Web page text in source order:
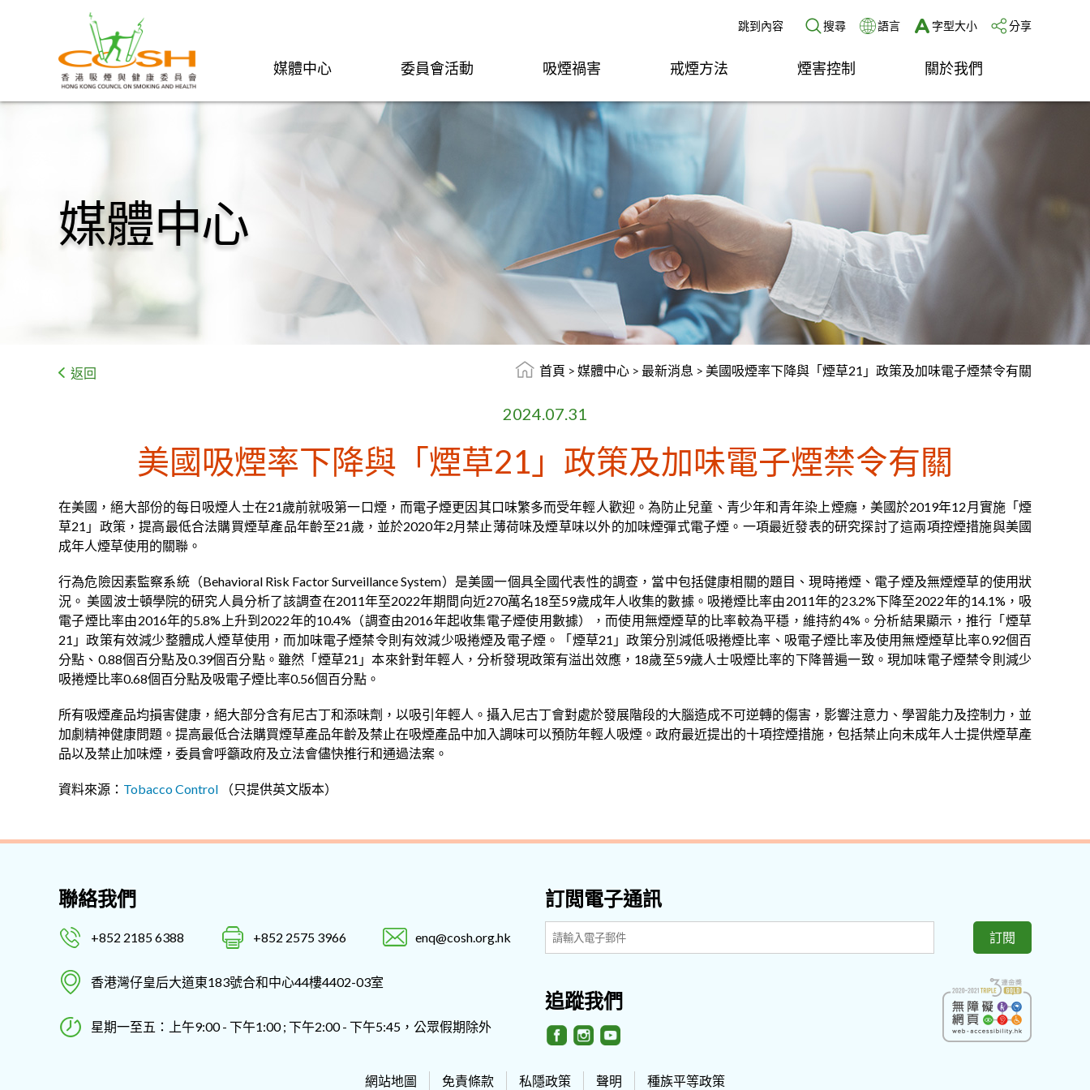
跳到內容 搜尋 語言 字型大小 分享
媒體中心 委員會活動 吸煙禍害 戒煙方法 煙害控制 關於我們
媒體中心
返回 首頁 > 媒體中心 > 最新消息 > 美國吸煙率下降與「煙草21」政策及加味電子煙禁令有關
2024.07.31
美國吸煙率下降與「煙草21」政策及加味電子煙禁令有關
在美國，絕大部份的每日吸煙人士在21歲前就吸第一口煙，而電子煙更因其口味繁多而受年輕人歡迎。為防止兒童、青少年和青年染上煙癮，美國於2019年12月實施「煙
草21」政策，提高最低合法購買煙草產品年齡至21歲，並於2020年2月禁止薄荷味及煙草味以外的加味煙彈式電子煙。一項最近發表的研究探討了這兩項控煙措施與美國
成年人煙草使用的關聯。
行為危險因素監察系統（Behavioral Risk Factor Surveillance System）是美國一個具全國代表性的調查，當中包括健康相關的題目、現時捲煙、電子煙及無煙煙草的使用狀
況。 美國波士頓學院的研究人員分析了該調查在2011年至2022年期間向近270萬名18至59歲成年人收集的數據。吸捲煙比率由2011年的23.2%下降至2022年的14.1%，吸
電子煙比率由2016年的5.8%上升到2022年的10.4%（調查由2016年起收集電子煙使用數據），而使用無煙煙草的比率較為平穩，維持約4%。分析結果顯示，推行「煙草
21」政策有效減少整體成人煙草使用，而加味電子煙禁令則有效減少吸捲煙及電子煙。「煙草21」政策分別減低吸捲煙比率、吸電子煙比率及使用無煙煙草比率0.92個百
分點、0.88個百分點及0.39個百分點。雖然「煙草21」本來針對年輕人，分析發現政策有溢出效應，18歲至59歲人士吸煙比率的下降普遍一致。現加味電子煙禁令則減少
吸捲煙比率0.68個百分點及吸電子煙比率0.56個百分點。
所有吸煙產品均損害健康，絕大部分含有尼古丁和添味劑，以吸引年輕人。攝入尼古丁會對處於發展階段的大腦造成不可逆轉的傷害，影響注意力、學習能力及控制力，並
加劇精神健康問題。提高最低合法購買煙草產品年齡及禁止在吸煙產品中加入調味可以預防年輕人吸煙。政府最近提出的十項控煙措施，包括禁止向未成年人士提供煙草產
品以及禁止加味煙，委員會呼籲政府及立法會儘快推行和通過法案。
資料來源： Tobacco Control （只提供英文版本）
聯絡我們
+852 2185 6388 +852 2575 3966 enq@cosh.org.hk
香港灣仔皇后大道東183號合和中心44樓4402-03室
星期一至五：上午9:00 - 下午1:00 ; 下午2:00 - 下午5:45，公眾假期除外
訂閲電子通訊
訂閱
追蹤我們
網站地圖 免責條款 私隱政策 聲明 種族平等政策